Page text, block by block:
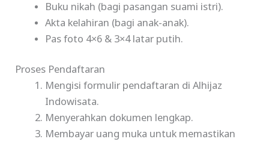
Buku nikah (bagi pasangan suami istri).
Akta kelahiran (bagi anak-anak).
Pas foto 4×6 & 3×4 latar putih.
Proses Pendaftaran
Mengisi formulir pendaftaran di Alhijaz
Indowisata.
Menyerahkan dokumen lengkap.
Membayar uang muka untuk memastikan